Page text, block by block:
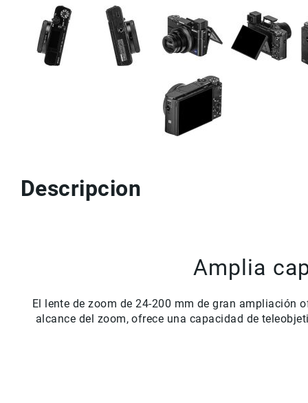
Descripcion
Amplia
El lente de zoom de 24-200 mm de gran ampliación
alcance del zoom, ofrece una capacidad de